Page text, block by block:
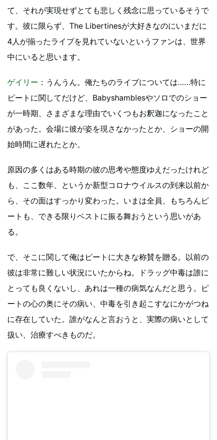
て、それが実現せずとても悲しく残念に思っているそうで
す。彼に限らず、The Libertinesが大好きなのにいまだに
4人が揃ったライブを見れていないというファンは、世界
中にいると思います。
ゲイリー ：うんうん。俺たちのライブについては……特に
ピートに関してだけど、Babyshamblesやソロでのショー
が一時期、さまざまな理由でいくつもお釈迦になったこと
があった。会場に彼が姿を現さなかったとか、ショーの開
始時間に遅れたとか。
原因の多くはある時期の彼の思考や態度ゆえだったけれど
も、ここ数年、というか新型コロナウイルスの到来以前か
ら、その面はすっかり変わった。いまは全員、もちろんピ
ートも、できる限りベストに振る舞おうという思いがあ
る。
で、そこに関して俺はピートに大きな称賛を贈る。以前の
彼は非常に難しい状況にいたからね。ドラッグ中毒は誰に
とっても良くないし、あれは一種の病気なんだと思う。ピ
ートの心の奥にその病い、中毒を引き起こすなにかがつね
に存在していた。誰がなんと言おうと、実際の病いとして
扱い、治療すべきものだ。